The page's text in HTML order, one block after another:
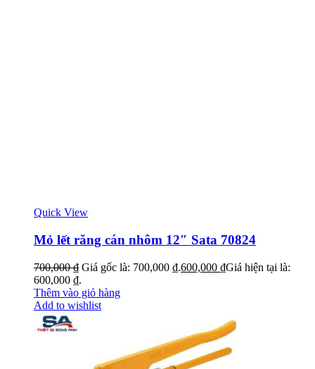
Quick View
Mỏ lết răng cán nhôm 12″ Sata 70824
700,000₫ Giá gốc là: 700,000 ₫.600,000 ₫Giá hiện tại là:
600,000 ₫.
Thêm vào giỏ hàng
Add to wishlist